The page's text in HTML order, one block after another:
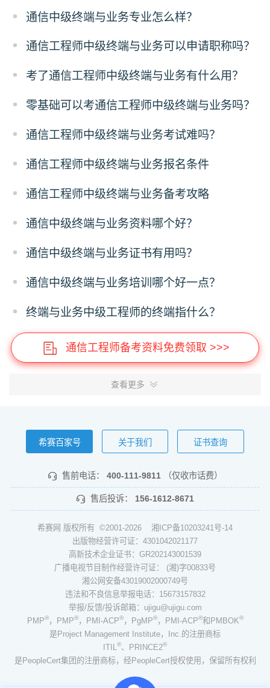
通信中级终端与业务专业怎么样？
通信工程师中级终端与业务可以申请职称吗？
考了通信工程师中级终端与业务有什么用？
零基础可以考通信工程师中级终端与业务吗？
通信工程师中级终端与业务考试难吗？
通信工程师中级终端与业务报名条件
通信工程师中级终端与业务备考攻略
通信中级终端与业务资料哪个好？
通信中级终端与业务证书有用吗？
通信中级终端与业务培训哪个好一点？
终端与业务中级工程师的终端指什么？
通信工程师备考资料免费领取 >>>
查看更多
希赛百家号 关于我们 证书查询
售前电话： 400-111-9811 （仅收市话费）
售后投诉： 156-1612-8671
希赛网 版权所有 ©2001-2026 湘ICP备10203241号-14
出版物经营许可证：4301042021177
高新技术企业证书：GR202143001539
广播电视节目制作经营许可证： (湘)字00833号
湘公网安备43019002000749号
违法和不良信息举报电话：15673157832
举报/反馈/投诉邮箱：ujigu@ujigu.com
PMP®，PMP®，PMI-ACP®，PgMP®，PMI-ACP®和PMBOK®
是Project Management Institute，Inc.的注册商标
ITIL
®、PRINCE2®
是PeopleCert集团的注册商标，经PeopleCert授权使用，保留所有权利